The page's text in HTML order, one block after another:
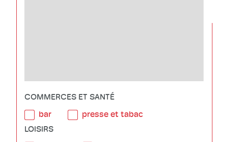
COMMERCES ET SANTÉ
bar
presse et tabac
LOISIRS